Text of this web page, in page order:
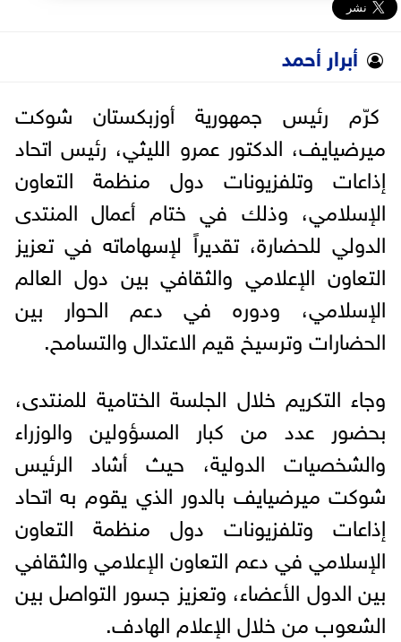
أبرار أحمد
كرّم رئيس جمهورية أوزبكستان شوكت
ميرضيايف، الدكتور عمرو الليثي، رئيس اتحاد
إذاعات وتلفزيونات دول منظمة التعاون
الإسلامي، وذلك في ختام أعمال المنتدى
الدولي للحضارة، تقديراً لإسهاماته في تعزيز
التعاون الإعلامي والثقافي بين دول العالم
الإسلامي، ودوره في دعم الحوار بين
الحضارات وترسيخ قيم الاعتدال والتسامح.
وجاء التكريم خلال الجلسة الختامية للمنتدى،
بحضور عدد من كبار المسؤولين والوزراء
والشخصيات الدولية، حيث أشاد الرئيس
شوكت ميرضيايف بالدور الذي يقوم به اتحاد
إذاعات وتلفزيونات دول منظمة التعاون
الإسلامي في دعم التعاون الإعلامي والثقافي
بين الدول الأعضاء، وتعزيز جسور التواصل بين
الشعوب من خلال الإعلام الهادف.